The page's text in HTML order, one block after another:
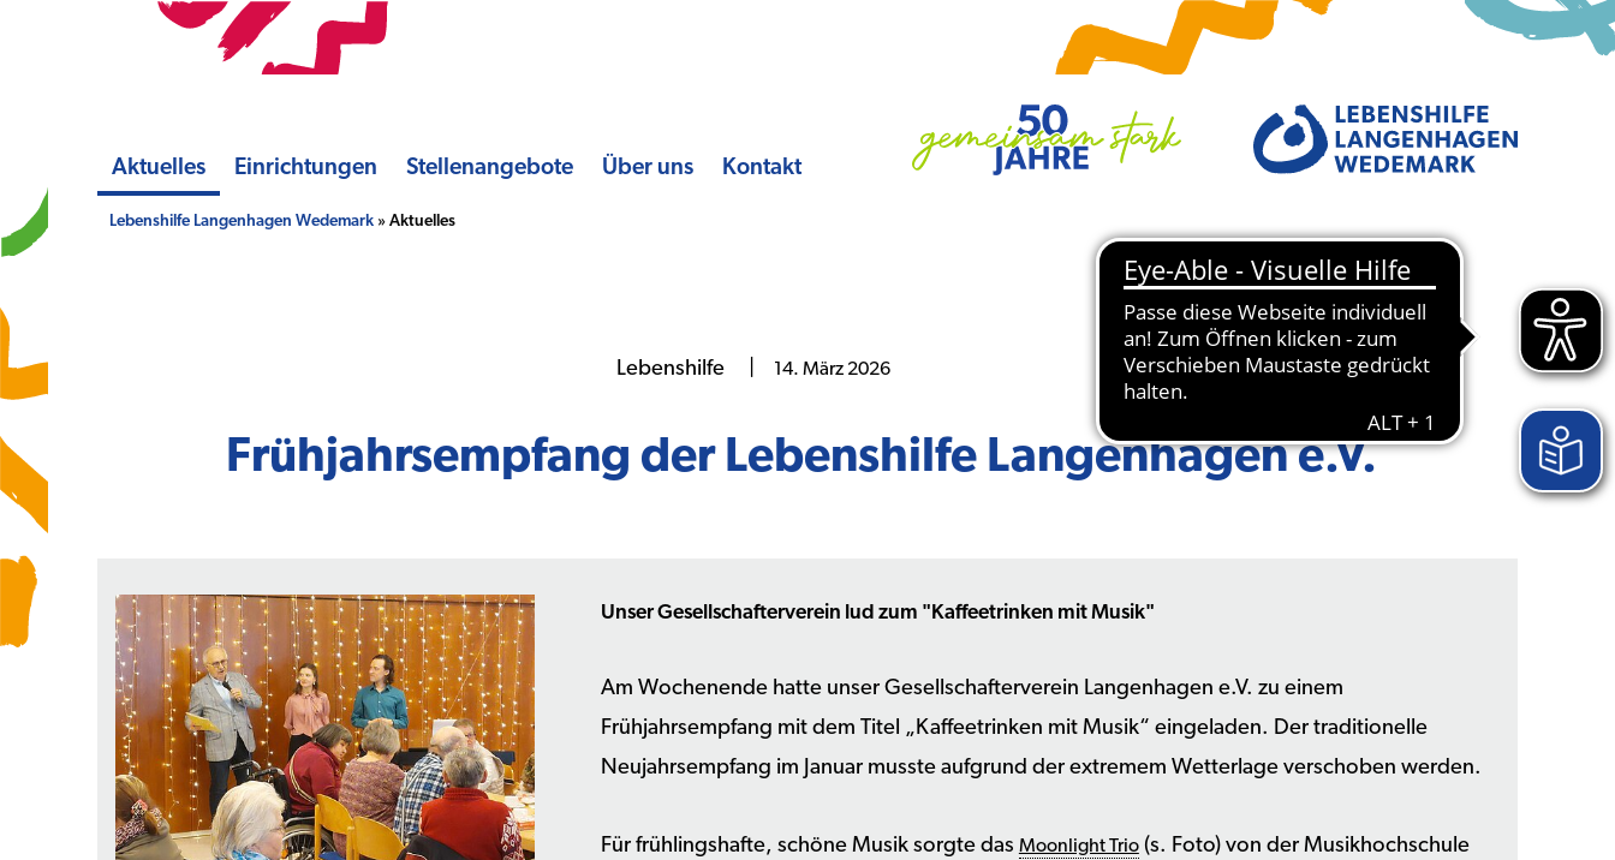
Aktuelles Einrichtungen Stellenangebote Über uns Kontakt
Lebenshilfe Langenhagen Wedemark» Aktuelles
Lebenshilfe 14. März 2026
Frühjahrsempfang der Lebenshilfe Langenhagen e.V.
Unser Gesellschafterverein lud zum "Kaffeetrinken mit Musik"
Am Wochenende hatte unser Gesellschafterverein Langenhagen e.V. zu einem
Frühjahrsempfang mit dem Titel „Kaffeetrinken mit Musik“ eingeladen. Der traditionelle
Neujahrsempfang im Januar musste aufgrund der extremem Wetterlage verschoben werden.
Für frühlingshafte, schöne Musik sorgte das Moonlight Trio(s. Foto) von der Musikhochschule